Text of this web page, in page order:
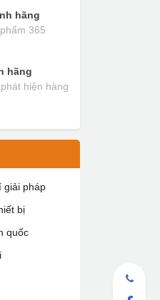
hãng
365
hãng
hiện hàng
giải pháp
bị
quốc